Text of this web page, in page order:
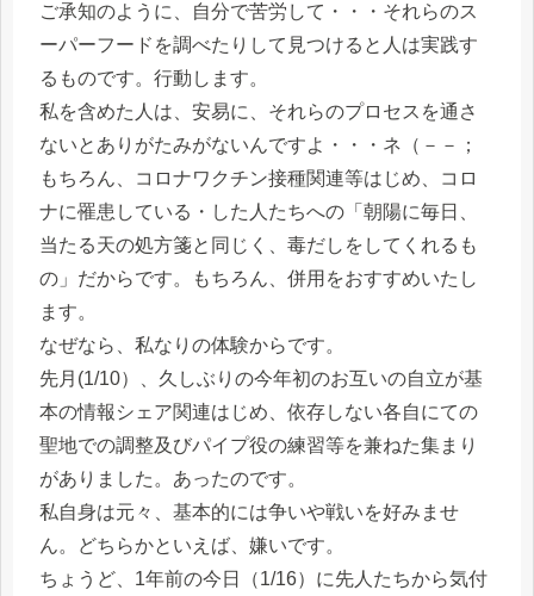
ご承知のように、自分で苦労して・・・それらのス
ーパーフードを調べたりして見つけると人は実践す
るものです。行動します。
私を含めた人は、安易に、それらのプロセスを通さ
ないとありがたみがないんですよ・・・ネ（－－；
もちろん、コロナワクチン接種関連等はじめ、コロ
ナに罹患している・した人たちへの「朝陽に毎日、
当たる天の処方箋と同じく、毒だしをしてくれるも
の」だからです。もちろん、併用をおすすめいたし
ます。
なぜなら、私なりの体験からです。
先月(1/10）、久しぶりの今年初のお互いの自立が基
本の情報シェア関連はじめ、依存しない各自にての
聖地での調整及びパイプ役の練習等を兼ねた集まり
がありました。あったのです。
私自身は元々、基本的には争いや戦いを好みませ
ん。どちらかといえば、嫌いです。
ちょうど、1年前の今日（1/16）に先人たちから気付